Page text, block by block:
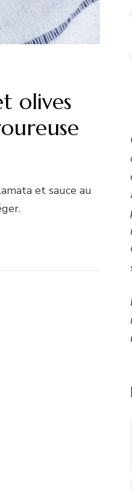
olives
et sauce au